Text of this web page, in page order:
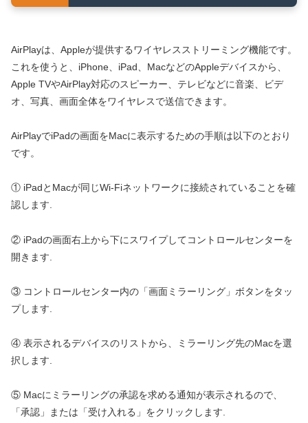
AirPlayは、Appleが提供するワイヤレスストリーミング機能です。
これを使うと、iPhone、iPad、MacなどのAppleデバイスから、
Apple TVやAirPlay対応のスピーカー、テレビなどに音楽、ビデ
オ、写真、画面全体をワイヤレスで送信できます。
AirPlayでiPadの画面をMacに表示するための手順は以下のとおり
です。
① iPadとMacが同じWi-Fiネットワークに接続されていることを確
認します.
② iPadの画面右上から下にスワイプしてコントロールセンターを
開きます.
③ コントロールセンター内の「画面ミラーリング」ボタンをタッ
プします.
④ 表示されるデバイスのリストから、ミラーリング先のMacを選
択します.
⑤ Macにミラーリングの承認を求める通知が表示されるので、
「承認」または「受け入れる」をクリックします.